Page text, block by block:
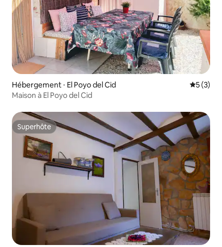
Hébergement ⋅ El Poyo del Cid
5 (3)
Maison à El Poyo del Cid
Superhôte
Superhôte